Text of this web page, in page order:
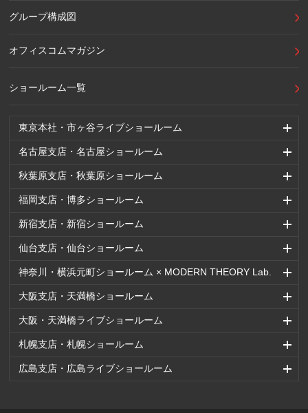
東京本社・市ヶ谷ライブショールーム
名古屋支店・名古屋ショールーム
秋葉原支店・秋葉原ショールーム
福岡支店・博多ショールーム
新宿支店・新宿ショールーム
仙台支店・仙台ショールーム
神奈川・横浜元町ショールーム × MODERN THEORY Lab.
大阪支店・天満橋ショールーム
大阪・天満橋ライブショールーム
札幌支店・札幌ショールーム
広島支店・広島ライブショールーム
グループ構成図
オフィスコムマガジン
ショールーム一覧